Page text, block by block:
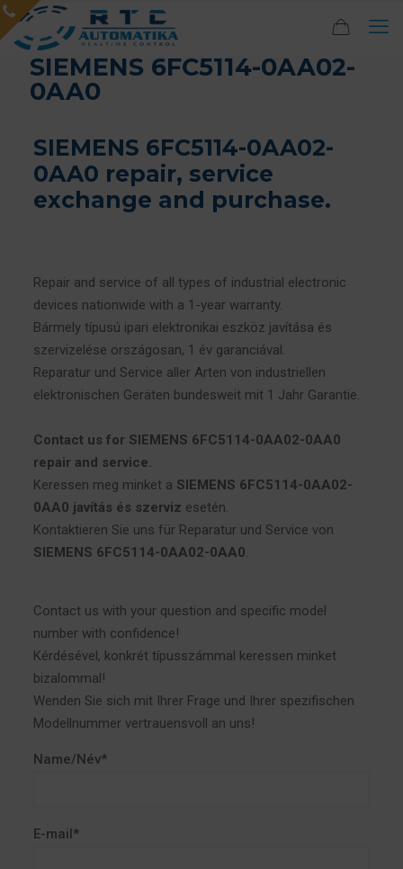
SIEMENS 6FC5114-0AA02-
0AA0
SIEMENS 6FC5114-0AA02-
0AA0 repair, service
exchange and purchase.
Repair and service of all types of industrial electronic
devices nationwide with a 1-year warranty.
Bármely típusú ipari elektronikai eszköz javítása és
szervizelése országosan, 1 év garanciával.
Reparatur und Service aller Arten von industriellen
elektronischen Geräten bundesweit mit 1 Jahr Garantie.
Contact us for SIEMENS 6FC5114-0AA02-0AA0
repair and service.
Keressen meg minket a SIEMENS 6FC5114-0AA02-
0AA0 javítás és szerviz esetén.
Kontaktieren Sie uns für Reparatur und Service von
SIEMENS 6FC5114-0AA02-0AA0.
Contact us with your question and specific model
number with confidence!
Kérdésével, konkrét típusszámmal keressen minket
bizalommal!
Wenden Sie sich mit Ihrer Frage und Ihrer spezifischen
Modellnummer vertrauensvoll an uns!
Name/Név*
E-mail*